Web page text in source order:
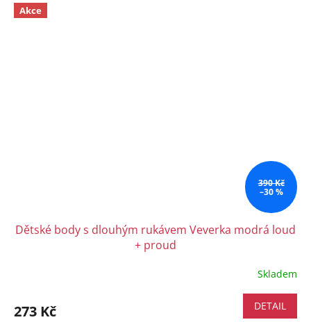
Akce
390 Kč
–30 %
Dětské body s dlouhým rukávem Veverka modrá loud
+ proud
Skladem
273 Kč DETAIL